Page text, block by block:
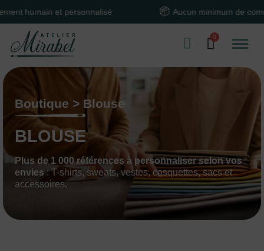
et personnalisé Aucun minimum de commande
Boutique > Blouse
BLOUSE
Plus de 1 000 références à personnaliser selon vos
envies : T-shirts, sweats, vestes, casquettes, sacs et
accessoires.